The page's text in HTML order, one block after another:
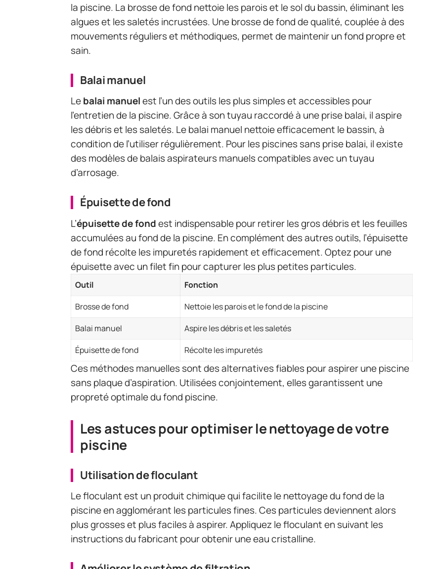
la piscine. La brosse de fond nettoie les parois et le sol du bassin, éliminant les
algues et les saletés incrustées. Une brosse de fond de qualité, couplée à des
mouvements réguliers et méthodiques, permet de maintenir un fond propre et
sain.
Balai manuel
Lebalai manuelest l’un des outils les plus simples et accessibles pour
l’entretien de la piscine. Grâce à son tuyau raccordé à une prise balai, il aspire
les débris et les saletés. Le balai manuel nettoie efficacement le bassin, à
condition de l’utiliser régulièrement. Pour les piscines sans prise balai, il existe
des modèles de balais aspirateurs manuels compatibles avec un tuyau
d’arrosage.
Épuisette de fond
L’épuisette de fondest indispensable pour retirer les gros débris et les feuilles
accumulées au fond de la piscine. En complément des autres outils, l’épuisette
de fond récolte les impuretés rapidement et efficacement. Optez pour une
épuisette avec un filet fin pour capturer les plus petites particules.
Outil
Fonction
Brosse de fond
Nettoie les parois et le fond de la piscine
Balai manuel
Aspire les débris et les saletés
Épuisette de fond
Récolte les impuretés
Ces méthodes manuelles sont des alternatives fiables pour aspirer une piscine
sans plaque d’aspiration. Utilisées conjointement, elles garantissent une
propreté optimale du fond piscine.
Les astuces pour optimiser le nettoyage de votre
piscine
Utilisation de floculant
Le floculant est un produit chimique qui facilite le nettoyage du fond de la
piscine en agglomérant les particules fines. Ces particules deviennent alors
plus grosses et plus faciles à aspirer. Appliquez le floculant en suivant les
instructions du fabricant pour obtenir une eau cristalline.